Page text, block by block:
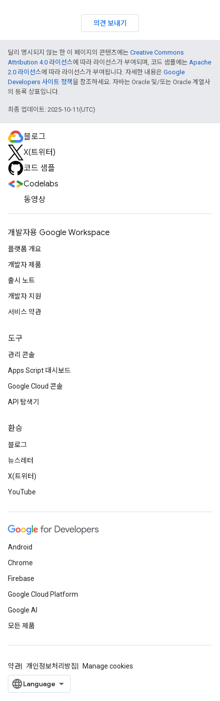
의견 보내기
달리 명시되지 않는 한 이 페이지의 콘텐츠에는 Creative Commons
Attribution 4.0 라이선스에 따라 라이선스가 부여되며, 코드 샘플에는 Apache
2.0 라이선스에 따라 라이선스가 부여됩니다. 자세한 내용은 Google
Developers 사이트 정책을 참조하세요. 자바는 Oracle 및/또는 Oracle 계열사
의 등록 상표입니다.
최종 업데이트: 2025-10-11(UTC)
블로그
X(트위터)
코드 샘플
Codelabs
동영상
개발자용 Google Workspace
플랫폼 개요
개발자 제품
출시 노트
개발자 지원
서비스 약관
도구
관리 콘솔
Apps Script 대시보드
Google Cloud 콘솔
API 탐색기
환승
블로그
뉴스레터
X(트위터)
YouTube
Android
Chrome
Firebase
Google Cloud Platform
Google AI
모든 제품
약관 개인정보처리방침 Manage cookies